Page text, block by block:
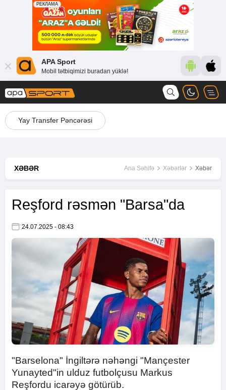
APA Sport
Mobil tətbiqimizi buradan yüklə!
Yay Transfer Pəncərəsi
XƏBƏR Ana Səhifə Xəbərlər Xəbər
Reşford rəsmən "Barsa"da
24.07.2025 - 08:43
"Barselona" İngiltərə nəhəngi "Mançester
Yunayted"in ulduz futbolçusu Markus
Reşfordu icarəyə götürüb.